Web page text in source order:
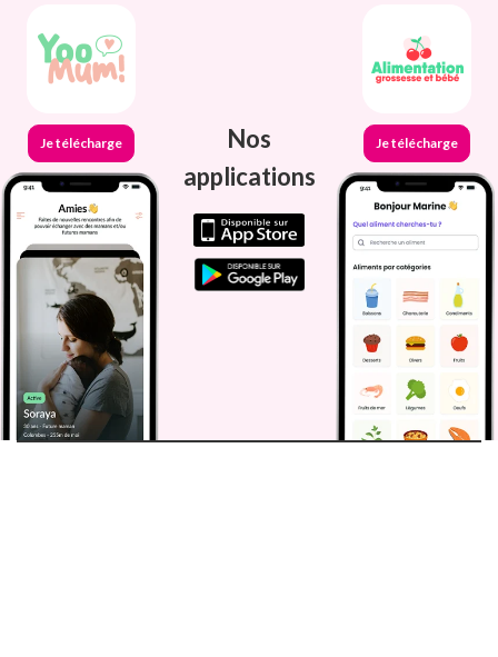
Je télécharge
Nos
applications
Je télécharge